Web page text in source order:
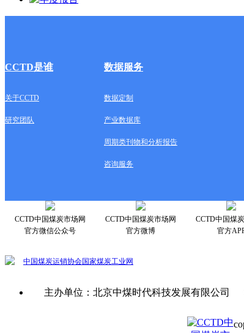
CCTD是谁 数据服务
关于CCTD 数据定制
研究团队 产业数据库
周期类刊物和分析报告
咨询服务
CCTD中国煤炭市场网
官方微信公众号
CCTD中国煤炭市场网
官方微博
CCTD中国煤
官方
中国煤炭运销协会国家煤炭工业网
主办单位：北京中煤时代科技发展有限公